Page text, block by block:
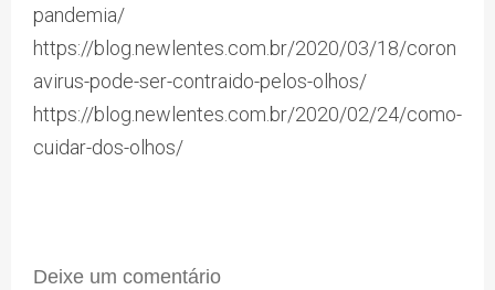
pandemia/
https://blog.newlentes.com.br/2020/03/18/coron
avirus-pode-ser-contraido-pelos-olhos/
https://blog.newlentes.com.br/2020/02/24/como-
cuidar-dos-olhos/
Deixe um comentário